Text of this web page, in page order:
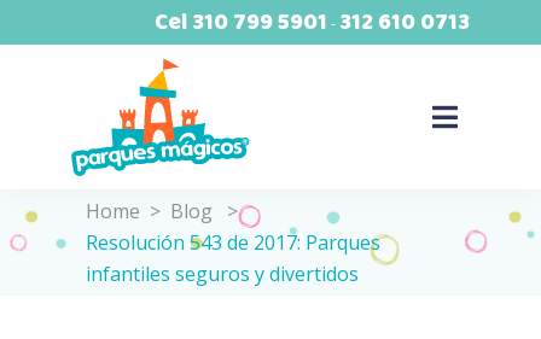
Cel310 799 5901 - 312 610 0713
Home > Blog
>
Resolución 543 de 2017: Parques
infantiles seguros y divertidos